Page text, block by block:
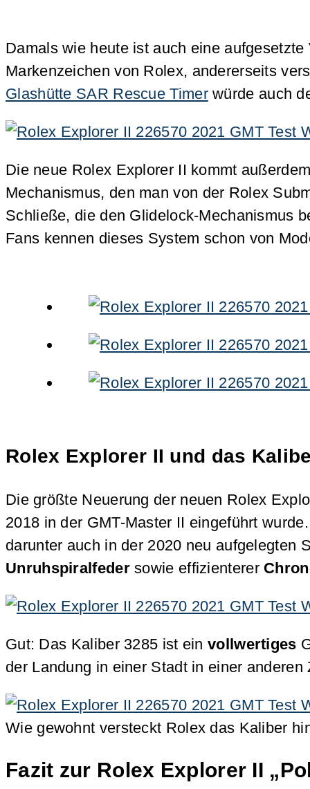
Damals wie heute ist auch eine
Markenzeichen von Rolex, andererseits
Glashütte SAR Rescue Timerwürde auch
Die neue Rolex Explorer II kommt
Mechanismus, den man von der Rolex
Schließe, die den Glidelock-Mechanismus
Fans kennen dieses System schon von
Rolex Explorer II und das
Die größte Neuerung der neuen Rolex
2018 in der GMT-Master II eingeführt
darunter auch in der 2020 neu aufgelegten
Unruhspiralfedersowie effizienterer
Gut: Das Kaliber 3285 ist ein vollwertiges
der Landung in einer Stadt in einer
Wie gewohnt versteckt Rolex das Kaliber
Fazit zur Rolex Explorer II